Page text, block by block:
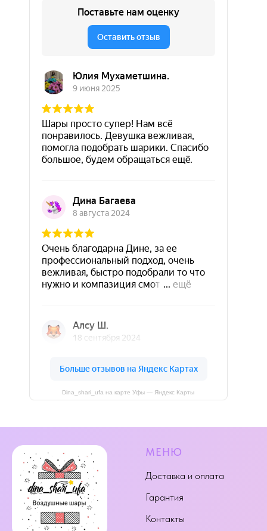
Dina_shari_ufa на карте Уфы — Яндекс Карты
МЕНЮ
Доставка и оплата
Гарантия
Контакты